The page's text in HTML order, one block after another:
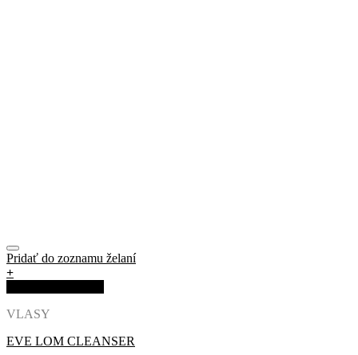
Pridať do zoznamu želaní
+
VLASY
EVE LOM CLEANSER